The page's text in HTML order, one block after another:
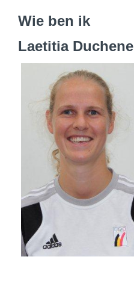
Wie ben ik
Laetitia Duchene